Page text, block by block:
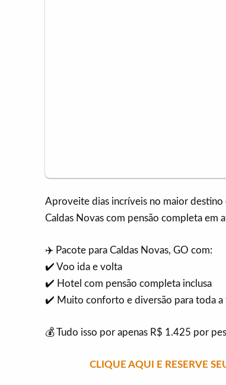
Aproveite dias incríveis no maior
Caldas Novas com pensão completa em
✈️ Pacote para Caldas Novas, GO com:
✔️ Voo ida e volta
✔️ Hotel com pensão completa inclusa
✔️ Muito conforto e diversão para toda a
💰 Tudo isso por apenas R$ 1.425 por
CLIQUE AQUI E RESERVE